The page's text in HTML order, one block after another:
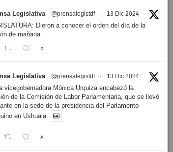
Legislativa @prensalegistdf · 13 Dic 2024
Dieron a conocer el orden del día de la
de mañana
X
Legislativa @prensalegistdf · 13 Dic 2024
vicegobernadora Mónica Urquiza encabezó la
de la Comisión de Labor Parlamentaria, que se llevó
en la sede de la presidencia del Parlamento
en Ushuaia.
X